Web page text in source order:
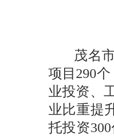
茂名市
项目290
业投资、
业比重提
托投资